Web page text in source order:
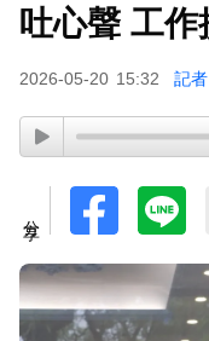
吐心聲 工作
2026-05-20 15:32 記